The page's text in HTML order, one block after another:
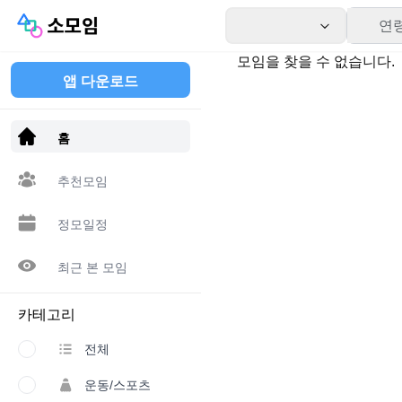
연
앱 다운로드
홈
추천모임
정모일정
최근 본 모임
카테고리
전체
운동/스포츠
모임을 찾을 수 없습니다.